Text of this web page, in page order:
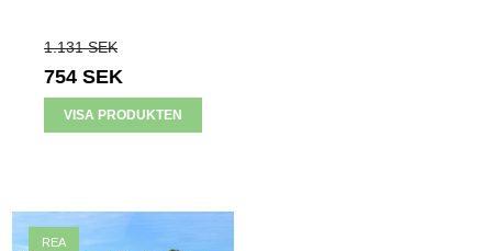
1.131 SEK
754 SEK
VISA PRODUKTEN
REA